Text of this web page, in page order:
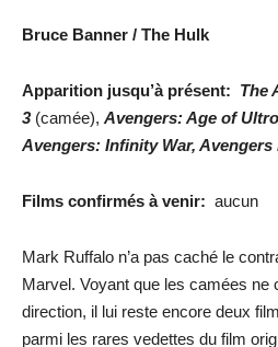
Bruce Banner / The Hulk
Apparition jusqu’à présent: The
3(camée), Avengers: Age of
Avengers: Infinity War, Avengers
Films confirmés à venir: aucun
Mark Ruffalo n’a pas caché le
Marvel. Voyant que les camées ne
direction, il lui reste encore deux
parmi les rares vedettes du film